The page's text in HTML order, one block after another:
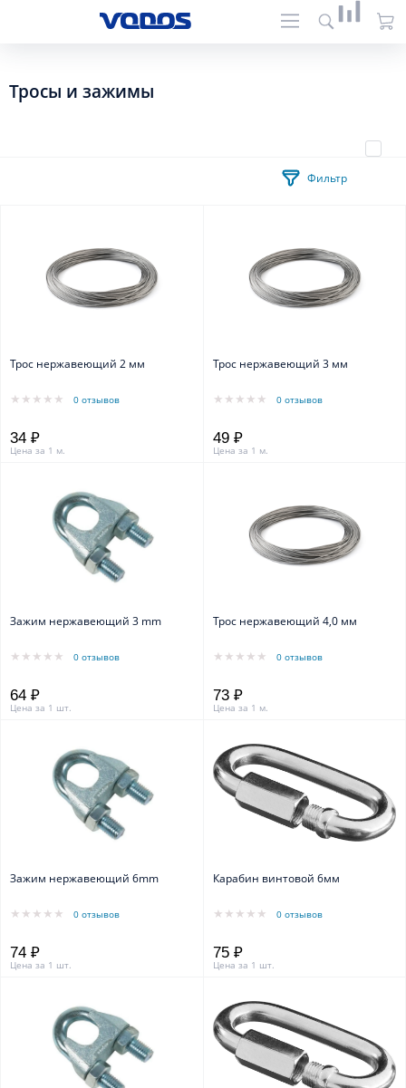
Тросы и зажимы
Фильтр
Трос нержавеющий 2 мм
0 отзывов
34 ₽
Цена за 1 м.
Трос нержавеющий 3 мм
0 отзывов
49 ₽
Цена за 1 м.
Зажим нержавеющий 3 mm
0 отзывов
64 ₽
Цена за 1 шт.
Трос нержавеющий 4,0 мм
0 отзывов
73 ₽
Цена за 1 м.
Зажим нержавеющий 6mm
0 отзывов
74 ₽
Цена за 1 шт.
Карабин винтовой 6мм
0 отзывов
75 ₽
Цена за 1 шт.